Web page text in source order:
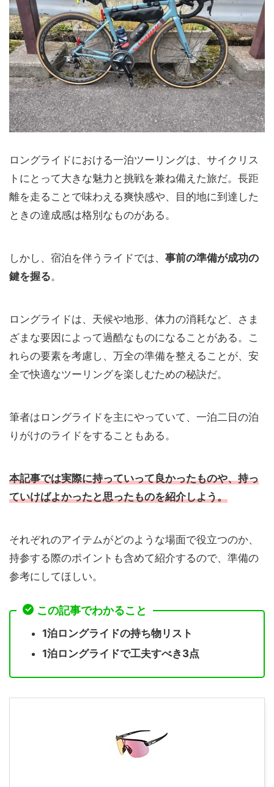
ロングライドにおける一泊ツーリングは、サイクリス
トにとって大きな魅力と挑戦を兼ね備えた旅だ。長距
離を走ることで味わえる爽快感や、目的地に到達した
ときの達成感は格別なものがある。
しかし、宿泊を伴うライドでは、 事前の準備が成功の
鍵を握る。
ロングライドは、天候や地形、体力の消耗など、さま
ざまな要因によって過酷なものになることがある。こ
れらの要素を考慮し、万全の準備を整えることが、安
全で快適なツーリングを楽しむための秘訣だ。
筆者はロングライドを主にやっていて、一泊二日の泊
りがけのライドをすることもある。
本記事では実際に持っていって良かったものや、持っ
ていけばよかったと思ったものを紹介しよう。
それぞれのアイテムがどのような場面で役立つのか、
持参する際のポイントも含めて紹介するので、準備の
参考にしてほしい。
この記事でわかること
1泊ロングライドの持ち物リスト
1泊ロングライドで工夫すべき3点